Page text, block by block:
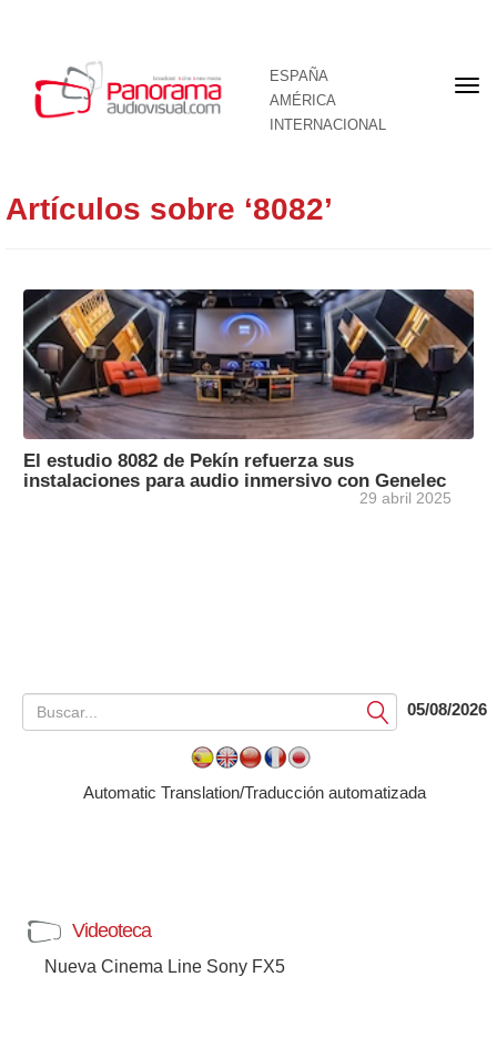
ESPAÑA
AMÉRICA
INTERNACIONAL
Artículos sobre ‘8082’
El estudio 8082 de Pekín refuerza sus
instalaciones para audio inmersivo con Genelec
29 abril 2025
Submit05/08/2026
Automatic Translation/Traducción automatizada
Videoteca
Nueva Cinema Line Sony FX5